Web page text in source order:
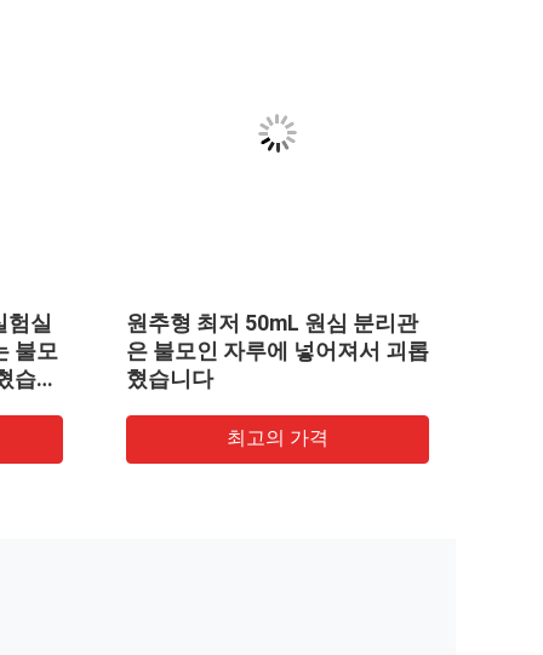
50mL 원심 분리관
루에 넣어져서 괴롭
2 mL 샘플 바이알 메디컬 실
실 소비재의 불모입니다